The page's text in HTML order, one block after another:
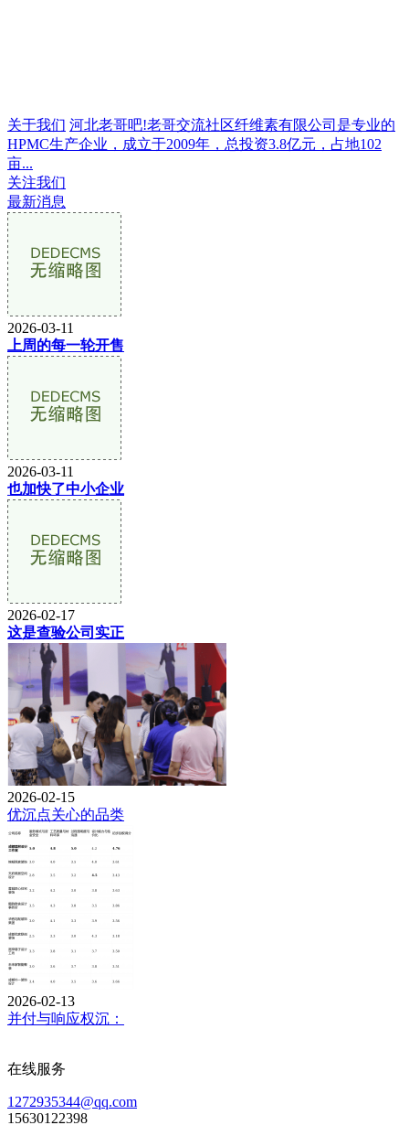
关于我们 河北老哥吧!老哥交流社区纤维素有限公司是专业的
HPMC生产企业，成立于2009年，总投资3.8亿元，占地102
亩...
关注我们
最新消息
2026-03-11
上周的每一轮开售
2026-03-11
也加快了中小企业
2026-02-17
这是查验公司实正
2026-02-15
优沉点关心的品类
2026-02-13
并付与响应权沉：
在线服务
1272935344@qq.com
15630122398